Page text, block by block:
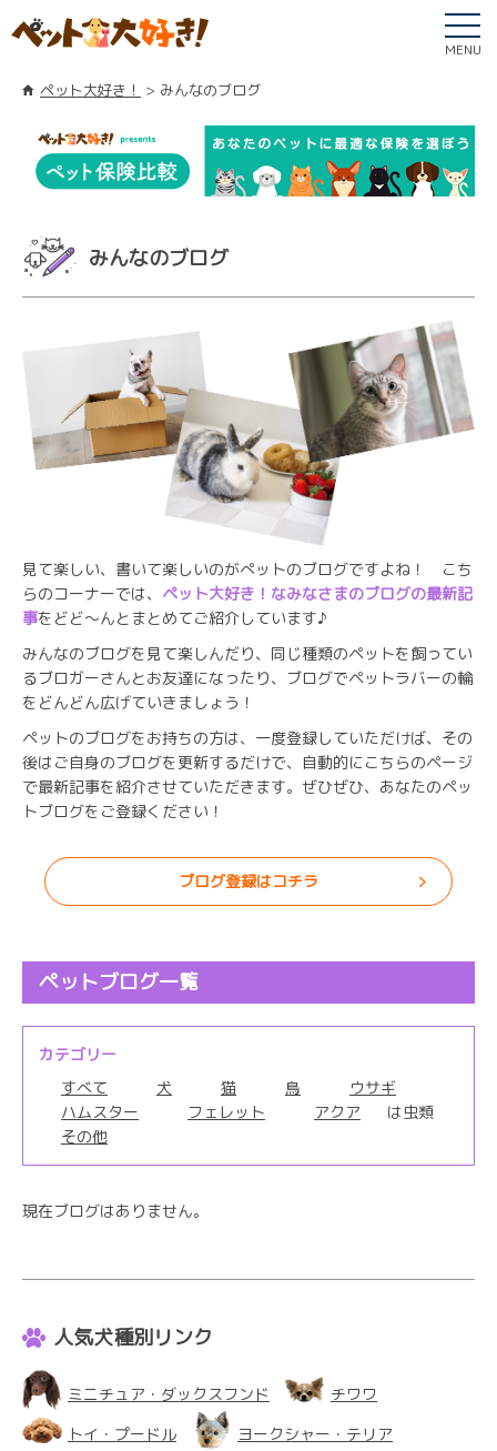
MENU
ペット大好き！ みんなのブログ
みんなのブログ
見て楽しい、書いて楽しいのがぺットのブログですよね！ こち
らのコーナーでは、 ペット大好き！なみなさまのブログの最新記
事をどど～んとまとめてご紹介しています♪
みんなのブログを見て楽しんだり、同じ種類のペットを飼ってい
るブロガーさんとお友達になったり、ブログでペットラバーの輪
をどんどん広げていきましょう！
ペットのブログをお持ちの方は、一度登録していただけば、その
後はご自身のブログを更新するだけで、自動的にこちらのページ
で最新記事を紹介させていただきます。ぜひぜひ、あなたのペッ
トブログをご登録ください！
ブログ登録はコチラ
ペットブログ一覧
カテゴリー
すべて
犬 猫 鳥
ウサギ
ハムスター
フェレット アクア
は虫類
その他
現在ブログはありません。
人気犬種別リンク
ミニチュア・ダックスフンド
チワワ
トイ・プードル
ヨークシャー・テリア